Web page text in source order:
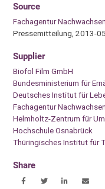
Source
Fachagentur
Pressemitteilung, 2013-
Supplier
Biofol Film GmbH
Bundesministerium für
Deutsches Institut für
Fachagentur
Helmholtz-Zentrum für
Hochschule Osnabrück
Thüringisches Institut für
Share